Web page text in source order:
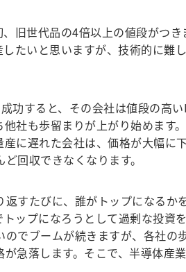
旧世代品の4倍以上の値段がつ
たいと思いますが、技術的に難
功すると、その会社は値段の高
社も歩留まりが上がり始めます
に遅れた会社は、価格が大幅に
回収できなくなります。
すたびに、誰がトップになるか
ップになろうとして過剰な投資
のでブームが続きますが、各社の
急落します。そこで、半導体産